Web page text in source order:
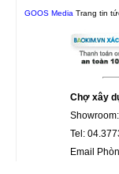
GOOS Media Trang tin
Chợ xây
Tel:
Email